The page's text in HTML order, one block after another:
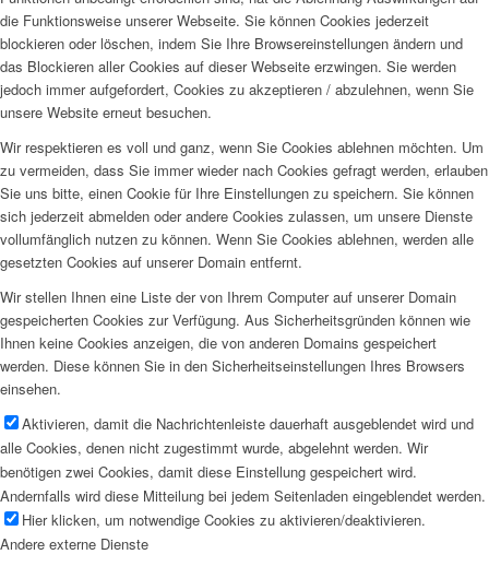
die Funktionsweise unserer Webseite. Sie können Cookies jederzeit
blockieren oder löschen, indem Sie Ihre Browsereinstellungen ändern und
das Blockieren aller Cookies auf dieser Webseite erzwingen. Sie werden
jedoch immer aufgefordert, Cookies zu akzeptieren / abzulehnen, wenn Sie
unsere Website erneut besuchen.
Wir respektieren es voll und ganz, wenn Sie Cookies ablehnen möchten. Um
zu vermeiden, dass Sie immer wieder nach Cookies gefragt werden, erlauben
Sie uns bitte, einen Cookie für Ihre Einstellungen zu speichern. Sie können
sich jederzeit abmelden oder andere Cookies zulassen, um unsere Dienste
vollumfänglich nutzen zu können. Wenn Sie Cookies ablehnen, werden alle
gesetzten Cookies auf unserer Domain entfernt.
Wir stellen Ihnen eine Liste der von Ihrem Computer auf unserer Domain
gespeicherten Cookies zur Verfügung. Aus Sicherheitsgründen können wie
Ihnen keine Cookies anzeigen, die von anderen Domains gespeichert
werden. Diese können Sie in den Sicherheitseinstellungen Ihres Browsers
einsehen.
Aktivieren, damit die Nachrichtenleiste dauerhaft ausgeblendet wird und
alle Cookies, denen nicht zugestimmt wurde, abgelehnt werden. Wir
benötigen zwei Cookies, damit diese Einstellung gespeichert wird.
Andernfalls wird diese Mitteilung bei jedem Seitenladen eingeblendet werden.
Hier klicken, um notwendige Cookies zu aktivieren/deaktivieren.
Andere externe Dienste